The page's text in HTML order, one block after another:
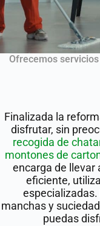
Ofrecemos
Finalizada la
disfrutar, sin
recogida de
montones de
encarga de llevar
eficiente,
manchas y
puedas